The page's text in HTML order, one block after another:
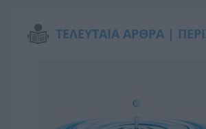
Άδεια διάθεσης λυμάτων της
δημοτικό δίκτυο της Τ.Κ. Αυλακίου.
ΤΕΛΕΥΤΑΙΑ ΑΡΘΡΑ |